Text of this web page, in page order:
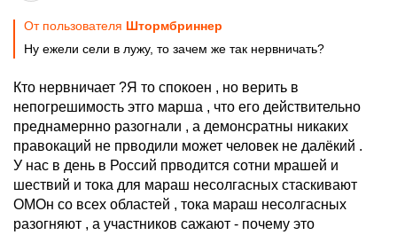
От пользователя Штормбриннер
Ну ежели сели в лужу, то зачем же так нервничать?
Кто нервничает ?Я то спокоен , но верить в
непогрешимость этго марша , что его действительно
преднамернно разогнали , а демонсратны никаких
правокаций не прводили может человек не далёкий .
У нас в день в Россий прводится сотни мрашей и
шествий и тока для мараш несолгасных стаскивают
ОМОн со всех областей , тока мараш несолгасных
разогняют , а участников сажают - почему это